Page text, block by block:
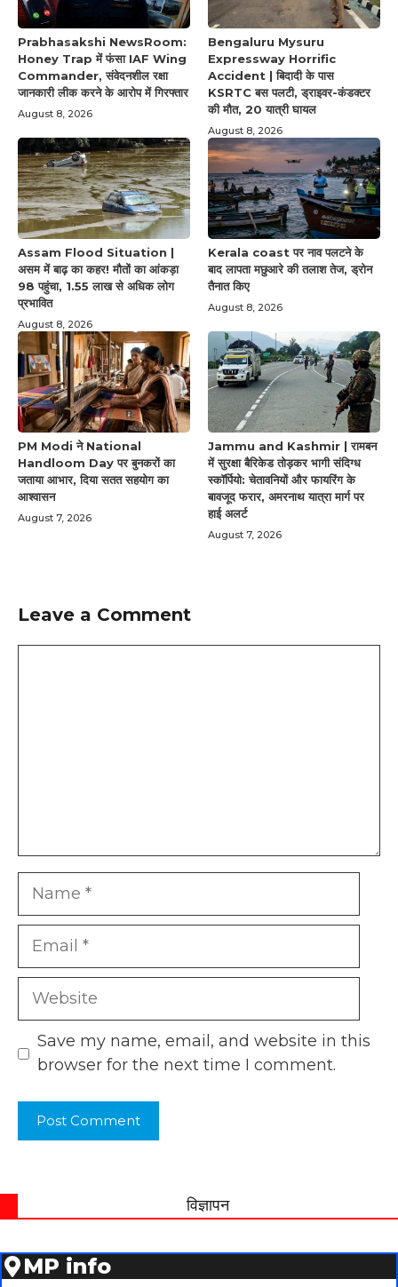
Prabhasakshi NewsRoom:
Honey Trap में फंसा IAF Wing
Commander, संवेदनशील रक्षा
जानकारी लीक करने के आरोप में गिरफ्तार
August 8, 2026
Bengaluru Mysuru
Expressway Horrific
Accident | बिदादी के पास
KSRTC बस पलटी, ड्राइवर-कंडक्टर
की मौत, 20 यात्री घायल
August 8, 2026
Assam Flood Situation |
असम में बाढ़ का कहर! मौतों का आंकड़ा
98 पहुंचा, 1.55 लाख से अधिक लोग
प्रभावित
August 8, 2026
Kerala coast पर नाव पलटने के
बाद लापता मछुआरे की तलाश तेज, ड्रोन
तैनात किए
August 8, 2026
PM Modi ने National
Handloom Day पर बुनकरों का
जताया आभार, दिया सतत सहयोग का
आश्वासन
August 7, 2026
Jammu and Kashmir | रामबन
में सुरक्षा बैरिकेड तोड़कर भागी संदिग्ध
स्कॉर्पियो: चेतावनियों और फायरिंग के
बावजूद फरार, अमरनाथ यात्रा मार्ग पर
हाई अलर्ट
August 7, 2026
Leave a Comment
Name
Email
Website
Save my name, email, and website in this
browser for the next time I comment.
विज्ञापन
MP info